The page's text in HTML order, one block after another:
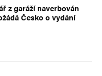
z garáží naverbován
Česko o vydání